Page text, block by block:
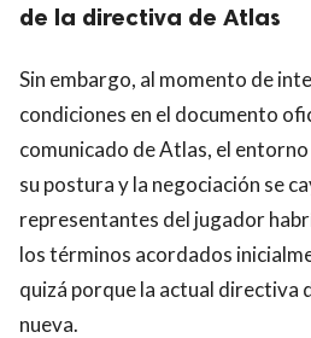
de la directiva de Atlas
Sin embargo, al momento de
condiciones en el documento
comunicado de Atlas, el
su postura y la negociación se
representantes del jugador
los términos acordados
quizá porque la actual directiva
nueva.